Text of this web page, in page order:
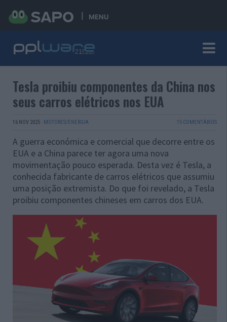
MENU
Tesla proibiu componentes da China nos
seus carros elétricos nos EUA
16 NOV 2025 · MOTORES/ENERGIA 15 COMENTÁRIOS
A guerra económica e comercial que decorre entre os
EUA e a China parece ter agora uma nova
movimentação pouco esperada. Desta vez é Tesla, a
conhecida fabricante de carros elétricos que assumiu
uma posição extremista. Do que foi revelado, a Tesla
proibiu componentes chineses em carros dos EUA.